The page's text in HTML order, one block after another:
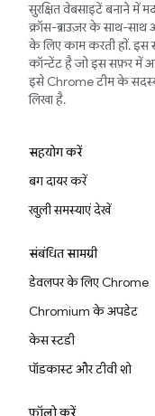
सुरक्षित वेबसाइटें बनाने में
क्रॉस-ब्राउज़र के साथ-
के लिए काम करती हों. इस
कॉन्टेंट है जो इस सफ़र में
इसे Chrome टीम के
लिखा है.
सहयोग करें
बग दायर करें
खुली समस्याएं देखें
संबंधित सामग्री
डेवलपर के लिए Chrome
Chromium के अपडेट
केस स्टडी
पॉडकास्ट और टीवी शो
फ़ॉलो करें